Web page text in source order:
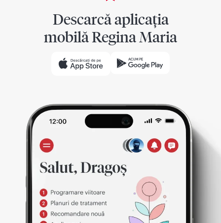
Descarcă aplicația
mobilă Regina Maria